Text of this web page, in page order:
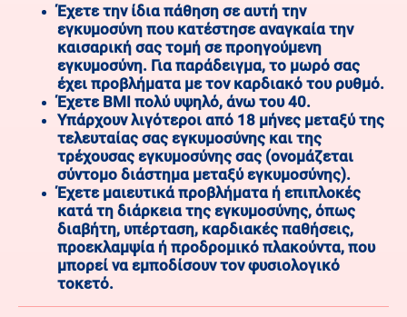
Έχετε την ίδια πάθηση σε αυτή την
εγκυμοσύνη που κατέστησε αναγκαία την
καισαρική σας τομή σε προηγούμενη
εγκυμοσύνη. Για παράδειγμα, το μωρό σας
έχει προβλήματα με τον καρδιακό του ρυθμό.
Έχετε BMI πολύ υψηλό, άνω του 40.
Υπάρχουν λιγότεροι από 18 μήνες μεταξύ της
τελευταίας σας εγκυμοσύνης και της
τρέχουσας εγκυμοσύνης σας (ονομάζεται
σύντομο διάστημα μεταξύ εγκυμοσύνης).
Έχετε μαιευτικά προβλήματα ή επιπλοκές
κατά τη διάρκεια της εγκυμοσύνης, όπως
διαβήτη, υπέρταση, καρδιακές παθήσεις,
προεκλαμψία ή προδρομικό πλακούντα, που
μπορεί να εμποδίσουν τον φυσιολογικό
τοκετό.